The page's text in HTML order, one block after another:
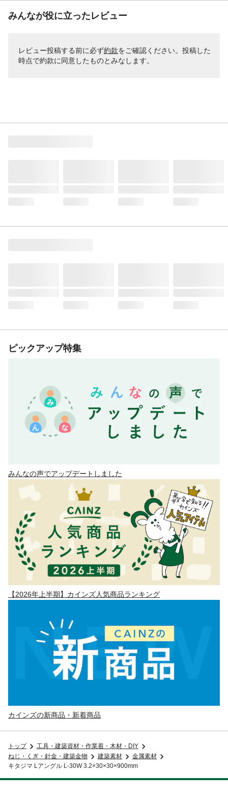
みんなが役に立ったレビュー
レビュー投稿する前に必ず約款をご確認ください。投稿した
時点で約款に同意したものとみなします。
ピックアップ特集
みんなの声でアップデートしました
【2026年上半期】カインズ人気商品ランキング
カインズの新商品・新着商品
トップ
工具・建築資材・作業着・木材・DIY
ねじ・くぎ・針金・建築金物
建築素材
金属素材
キタジマ Lアングル L-30W 3.2×30×30×900mm